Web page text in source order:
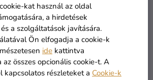
cookie-kat használ az oldal
a hirdetések
a szolgáltatások javítására.
Ön elfogadja a cookie-k
ide kattintva
összes opcionális cookie-t. A
kapcsolatos részleteket a Cookie-k